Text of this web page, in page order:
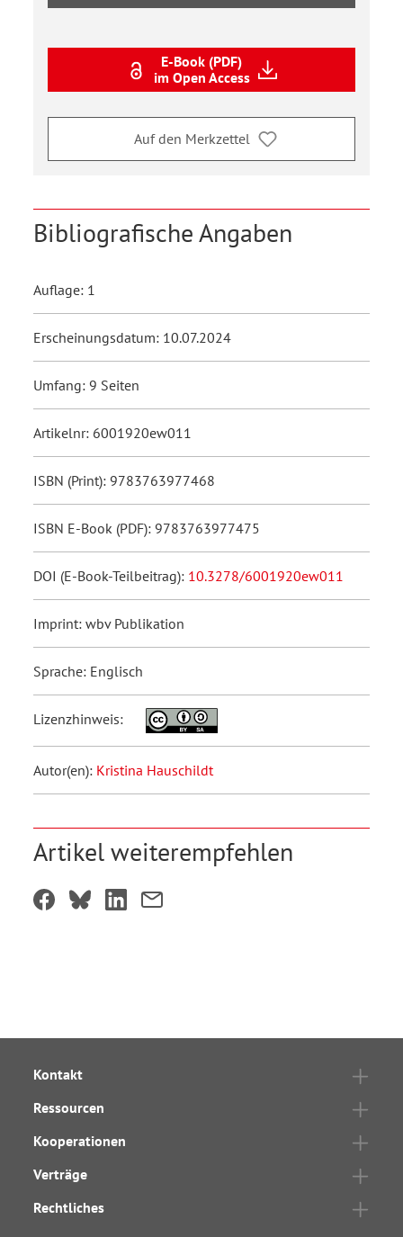
E-Book (PDF)
im Open Access
Auf den Merkzettel
Bibliografische Angaben
Auflage: 1
Erscheinungsdatum: 10.07.2024
Umfang: 9 Seiten
Artikelnr: 6001920ew011
ISBN (Print): 9783763977468
ISBN E-Book (PDF): 9783763977475
DOI (E-Book-Teilbeitrag): 10.3278/6001920ew011
Imprint: wbv Publikation
Sprache: Englisch
Lizenzhinweis:
Autor(en): Kristina Hauschildt
Artikel weiterempfehlen
Kontakt
Ressourcen
Kooperationen
Verträge
Rechtliches